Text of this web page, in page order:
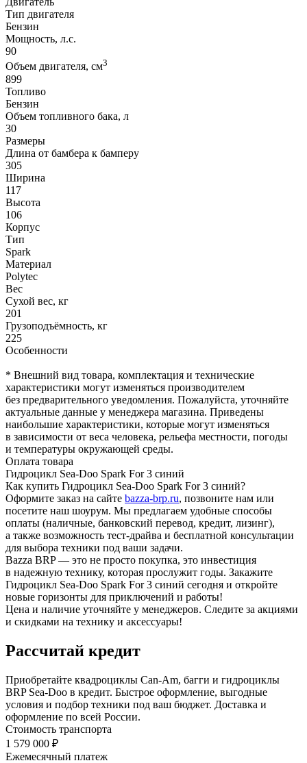
Тип двигателя
Бензин
Мощность, л.с.
90
Объем двигателя, см3
899
Топливо
Бензин
Объем топливного бака, л
30
Размеры
Длина от бамбера к бамперу
305
Ширина
117
Высота
106
Корпус
Тип
Spark
Материал
Polytec
Вес
Сухой вес, кг
201
Грузоподъёмность, кг
225
Особенности
* Внешний вид товара, комплектация и технические
характеристики могут изменяться производителем
без предварительного уведомления. Пожалуйста, уточняйте
актуальные данные у менеджера магазина. Приведены
наибольшие характеристики, которые могут изменяться
в зависимости от веса человека, рельефа местности, погоды
и температуры окружающей среды.
Оплата товара
Гидроцикл Sea-Doo Spark For 3 синий
Как купить Гидроцикл Sea-Doo Spark For 3 синий?
Оформите заказ на сайте bazza-brp.ru, позвоните нам или
посетите наш шоурум. Мы предлагаем удобные способы
оплаты (наличные, банковский перевод, кредит, лизинг),
а также возможность тест-драйва и бесплатной консультации
для выбора техники под ваши задачи.
Bazza BRP — это не просто покупка, это инвестиция
в надежную технику, которая прослужит годы. Закажите
Гидроцикл Sea-Doo Spark For 3 синий сегодня и откройте
новые горизонты для приключений и работы!
Цена и наличие уточняйте у менеджеров. Следите за акциями
и скидками на технику и аксессуары!
Рассчитай кредит
Приобретайте квадроциклы Can-Am, багги и гидроциклы
BRP Sea-Doo в кредит. Быстрое оформление, выгодные
условия и подбор техники под ваш бюджет. Доставка и
оформление по всей России.
Стоимость транспорта
1 579 000 ₽
Ежемесячный платеж